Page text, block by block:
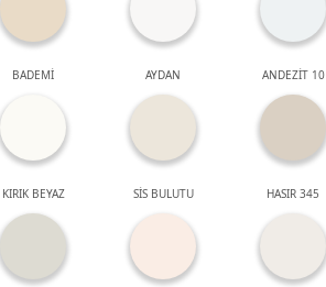
BADEMİ AYDAN ANDEZİT 10
KIRIK BEYAZ SİS BULUTU HASIR 345